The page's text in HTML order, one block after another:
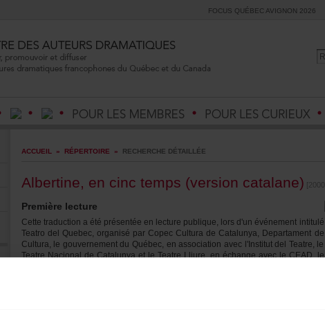
FOCUSQUÉBECAVIGNON2026
ACCUEIL » RÉPERTOIRE » RECHERCHEDÉTAILLÉE
Albertine,encinctemps(versioncatalane) [2000]
Premièrelecture
Cettetraductionaétéprésentéeenlecturepublique,lorsd'unévénementintitulé
TeatrodelQuebec,organiséparCopecCulturadeCatalunya,Departamentde
Cultura,legouvernementduQuébec,enassociationavecl'InstitutdelTeatre,le
TeatreNacionaldeCatalunyaetleTeatreLliure,enéchangeavecleCEAD,le